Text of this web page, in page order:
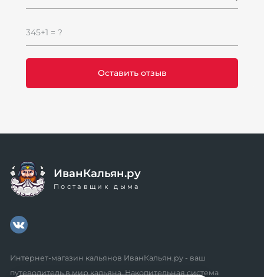
345+1 = ?
ИванКальян.ру
Поставщик дыма
Интернет-магазин кальянов ИванКальян.ру - ваш
путеводитель в мир кальяна. Накопительная система